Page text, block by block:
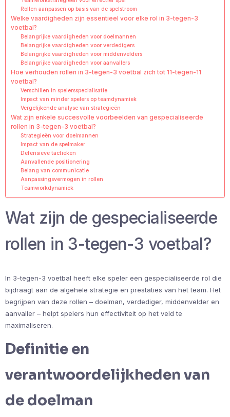
Rollen aanpassen op basis van de spelstroom
Welke vaardigheden zijn essentieel voor elke rol in 3-tegen-3
voetbal?
Belangrijke vaardigheden voor doelmannen
Belangrijke vaardigheden voor verdedigers
Belangrijke vaardigheden voor middenvelders
Belangrijke vaardigheden voor aanvallers
Hoe verhouden rollen in 3-tegen-3 voetbal zich tot 11-tegen-11
voetbal?
Verschillen in spelersspecialisatie
Impact van minder spelers op teamdynamiek
Vergelijkende analyse van strategieën
Wat zijn enkele succesvolle voorbeelden van gespecialiseerde
rollen in 3-tegen-3 voetbal?
Strategieën voor doelmannen
Impact van de spelmaker
Defensieve tactieken
Aanvallende positionering
Belang van communicatie
Aanpassingsvermogen in rollen
Teamworkdynamiek
Wat zijn de gespecialiseerde
rollen in 3-tegen-3 voetbal?
In 3-tegen-3 voetbal heeft elke speler een gespecialiseerde rol die
bijdraagt aan de algehele strategie en prestaties van het team. Het
begrijpen van deze rollen – doelman, verdediger, middenvelder en
aanvaller – helpt spelers hun effectiviteit op het veld te
maximaliseren.
Definitie en
verantwoordelijkheden van
de doelman